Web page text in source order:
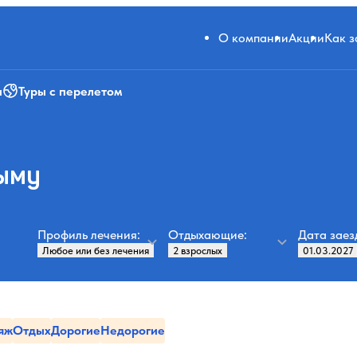
О компанииАкцииКак
Туры с перелетом
Профиль лечения: Отдыхающие: Дата
ОтдыхДорогиеНедорогие